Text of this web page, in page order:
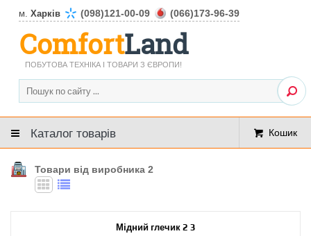
м. Харків (098)121-00-09 (066)173-96-39
ComfortLand
ПОБУТОВА ТЕХНІКА І ТОВАРИ З ЄВРОПИ!
Каталог товарів Кошик
Товари від виробника 2
Мідний глечик 2 3